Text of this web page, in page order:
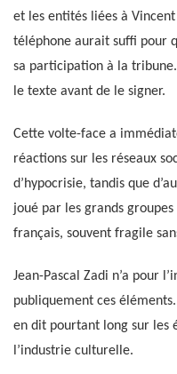
et les entités liées à
téléphone aurait suffi pour
sa participation à la
le texte avant de le signer.
Cette volte-face a
réactions sur les réseaux
d’hypocrisie, tandis que
joué par les grands
français, souvent fragile
Jean-Pascal Zadi n’a pour
publiquement ces
en dit pourtant long sur les
l’industrie culturelle.